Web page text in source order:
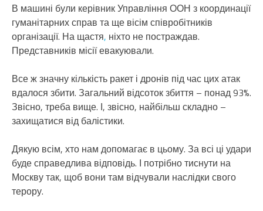
В машині були керівник Управління ООН з координації
гуманітарних справ та ще вісім співробітників
організації. На щастя, ніхто не постраждав.
Представників місії евакуювали.
Все ж значну кількість ракет і дронів під час цих атак
вдалося збити. Загальний відсоток збиття – понад 93%.
Звісно, треба вище. І, звісно, найбільш складно –
захищатися від балістики.
Дякую всім, хто нам допомагає в цьому. За всі ці удари
буде справедлива відповідь. І потрібно тиснути на
Москву так, щоб вони там відчували наслідки свого
терору.